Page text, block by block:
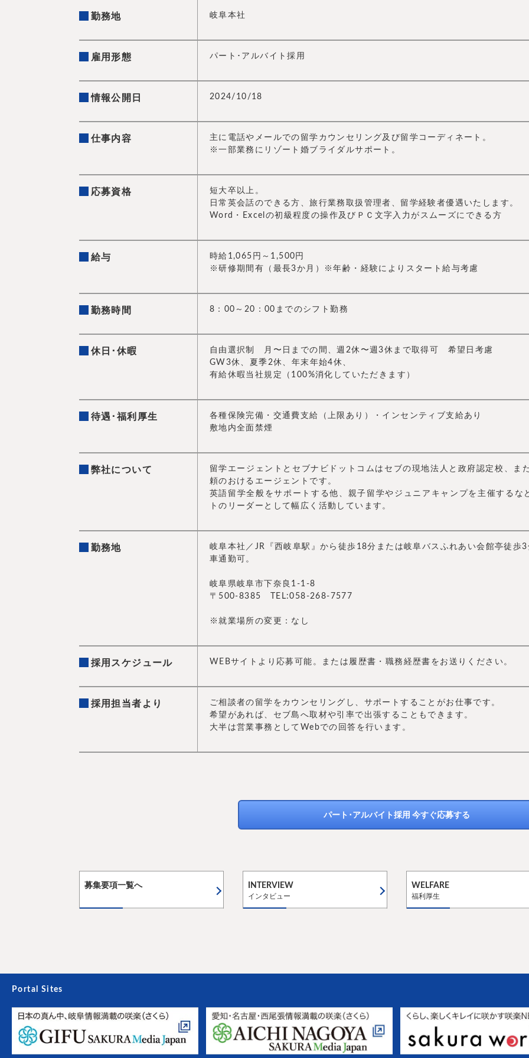
勤務地 岐阜本社
雇用形態 パート･アルバイト採用
情報公開日 2024/10/18
仕事内容
主に電話やメールでの留学カウンセリング及び留学コーディネート。
※一部業務にリゾート婚ブライダルサポート。
応募資格
短大卒以上。
日常英会話のできる方、旅行業務取扱管理者、留学経験者優遇いたします。
Word・Excelの初級程度の操作及びＰＣ文字入力がスムーズにできる方
給与
時給1,065円～1,500円
※研修期間有（最長3か月）※年齢・経験によりスタート給与考慮
勤務時間 8：00～20：00までのシフト勤務
休日･休暇
自由選択制 月〜日までの間、週2休〜週3休まで取得可 希望日考慮
GW3休、夏季2休、年末年始4休、
有給休暇当社規定（100%消化していただきます）
待遇･福利厚生
各種保険完備・交通費支給（上限あり）・インセンティブ支給あり
敷地内全面禁煙
弊社について
留学エージェントとセブナビドットコムはセブの現地法人と政府認定校、ま
頼のおけるエージェントです。
英語留学全般をサポートする他、親子留学やジュニアキャンプを主催するな
トのリーダーとして幅広く活動しています。
勤務地
岐阜本社／JR『西岐阜駅』から徒歩18分または岐阜バスふれあい会館亭徒歩
車通勤可。
岐阜県岐阜市下奈良1-1-8
〒500-8385 TEL:058-268-7577
※就業場所の変更：なし
採用スケジュール WEBサイトより応募可能。または履歴書・職務経歴書をお送りください。
採用担当者より
ご相談者の留学をカウンセリングし、サポートすることがお仕事です。
希望があれば、セブ島へ取材や引率で出張することもできます。
大半は営業事務としてWebでの回答を行います。
パート･アルバイト採用 今すぐ応募する
募集要項一覧へ INTERVIEW
インタビュー
WELFARE
福利厚生
Portal Sites